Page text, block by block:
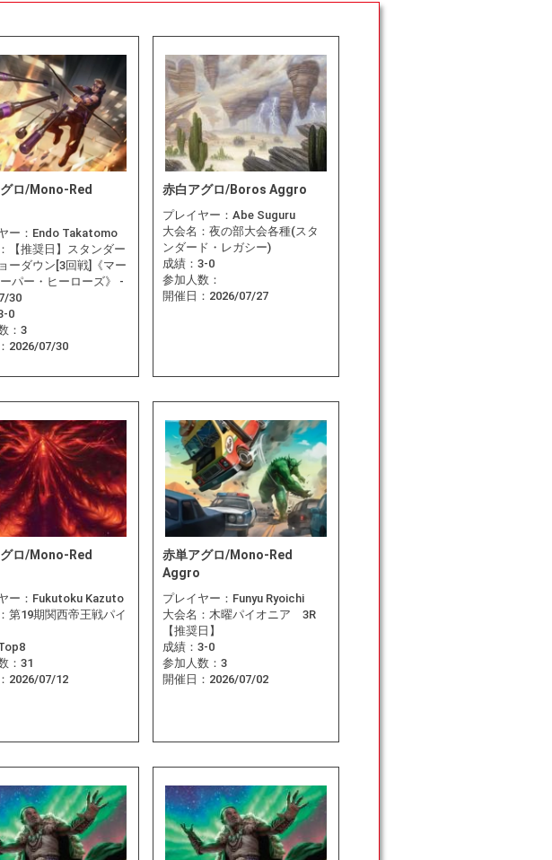
ロ/Mono-Red
ー： Endo Takatomo
【推奨日】スタンダー
ーダウン[3回戦]《マー
パー・ヒーローズ》 -
30
0
： 3
2026/07/30
赤白アグロ/Boros Aggro
プレイヤー： Abe Suguru
大会名： 夜の部大会各種(スタ
ンダード・レガシー)
成績： 3-0
参加人数：
開催日： 2026/07/27
ロ/Mono-Red
ー： Fukutoku Kazuto
第19期関西帝王戦パイ
： 31
2026/07/12
赤単アグロ/Mono-Red
Aggro
プレイヤー： Funyu Ryoichi
大会名： 木曜パイオニア 3R
【推奨日】
成績： 3-0
参加人数： 3
開催日： 2026/07/02